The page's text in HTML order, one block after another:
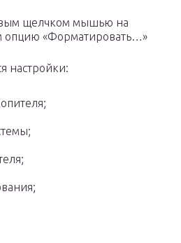
щелчком мышью на
опцию «Форматировать…»
настройки: